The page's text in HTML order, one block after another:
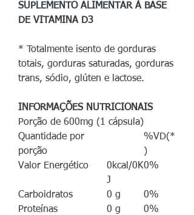
SUPLEMENTO ALIMENTAR À BASE
DE VITAMINA D3
* Totalmente isento de gorduras
totais, gorduras saturadas, gorduras
trans, sódio, glúten e lactose.
INFORMAÇÕES NUTRICIONAIS
Porção de 600mg (1 cápsula)
Quantidade por
porção
%VD(*
)
Valor Energético
0kcal/0K
J
0%
Carboidratos 0 g
0%
Proteínas
0 g
0%